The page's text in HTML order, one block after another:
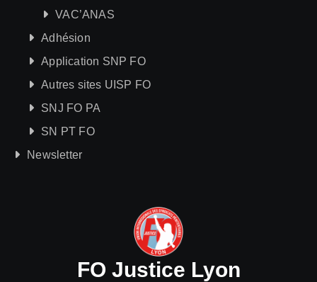
VAC’ANAS
Adhésion
Application SNP FO
Autres sites UISP FO
SNJ FO PA
SN PT FO
Newsletter
FO Justice Lyon